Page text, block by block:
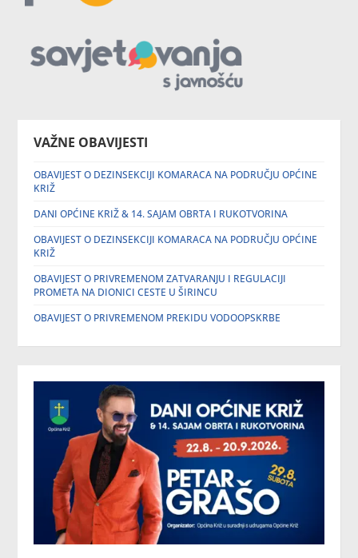
VAŽNE OBAVIJESTI
OBAVIJEST O DEZINSEKCIJI KOMARACA NA PODRUČJU OPĆINE
KRIŽ
DANI OPĆINE KRIŽ & 14. SAJAM OBRTA I RUKOTVORINA
OBAVIJEST O DEZINSEKCIJI KOMARACA NA PODRUČJU OPĆINE
KRIŽ
OBAVIJEST O PRIVREMENOM ZATVARANJU I REGULACIJI
PROMETA NA DIONICI CESTE U ŠIRINCU
OBAVIJEST O PRIVREMENOM PREKIDU VODOOPSKRBE